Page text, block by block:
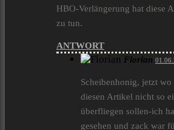
HBO-Verlängerung hat diese
zu tun.
ANTWORT
Florian
Scheibenhonig, jetzt
diesen Artikel nicht so
überfliegen sollen-ich
gesehen und zack war